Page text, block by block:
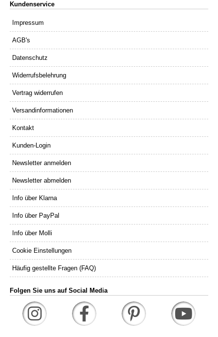
Kundenservice
Impressum
AGB's
Datenschutz
Widerrufsbelehrung
Vertrag widerrufen
Versandinformationen
Kontakt
Kunden-Login
Newsletter anmelden
Newsletter abmelden
Info über Klarna
Info über PayPal
Info über Molli
Cookie Einstellungen
Häufig gestellte Fragen (FAQ)
Folgen Sie uns auf Social Media